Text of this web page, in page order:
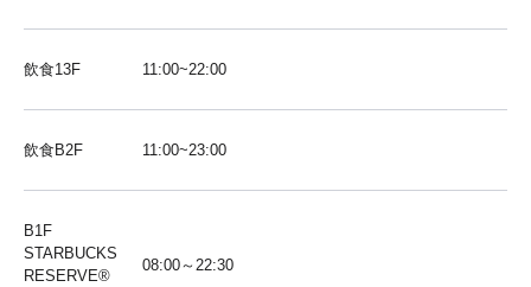
飲食13F 11:00~22:00
飲食B2F 11:00~23:00
B1F
STARBUCKS
RESERVE®︎
08:00～22:30